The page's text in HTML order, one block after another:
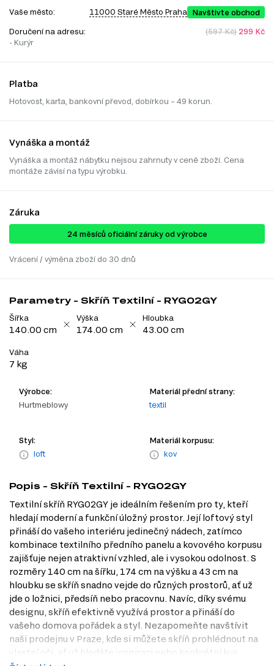
Vaše město: 11000 Staré Město Praha Navštivte obchod
Doručení na adresu:
- Kurýr
(597 Kč) 299 Kč
Platba
Hotovost, karta, bankovní převod, dobírkou – 49 korun.
Vynáška a montáž
Vynáška a montáž nábytku nejsou zahrnuty v ceně zboží. Cena
montáže závisí na typu výrobku.
Záruka
24 ​​​​měsíců oficiální záruky od výrobce
Vrácení / výměna zboží do 30 dnů
Parametry - Skříň Textilní - RYG02GY
Šířka
140.00 cm
Výška
174.00 cm
Hloubka
43.00 cm
Váha
7 kg
Výrobce:
Hurtmeblowy
Materiál přední strany:
textil
Styl:
loft
Materiál korpusu:
kov
Popis - Skříň Textilní - RYG02GY
Textilní skříň RYG02GY je ideálním řešením pro ty, kteří
hledají moderní a funkční úložný prostor. Její loftový styl
přináší do vašeho interiéru jedinečný nádech, zatímco
kombinace textilního předního panelu a kovového korpusu
zajišťuje nejen atraktivní vzhled, ale i vysokou odolnost. S
rozměry 140 cm na šířku, 174 cm na výšku a 43 cm na
hloubku se skříň snadno vejde do různých prostorů, ať už
jde o ložnici, předsíň nebo pracovnu. Navíc, díky svému
designu, skříň efektivně využívá prostor a přináší do
vašeho domova pořádek a styl. Nezapomeňte navštívit
naši prodejnu v Praze, kde si můžete skříň prohlédnout na
vlastní oči, ať už hledáte inspiraci nebo konkrétní kus